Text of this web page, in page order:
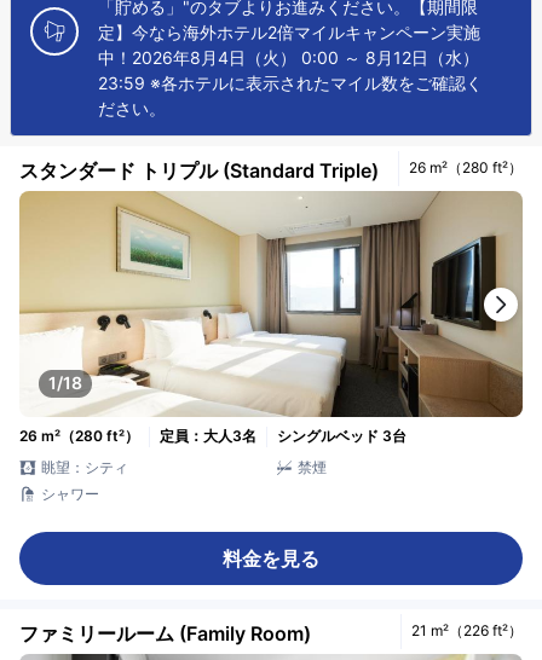
「貯める」"のタブよりお進みください。【期間限
定】今なら海外ホテル2倍マイルキャンペーン実施
中！2026年8月4日（火） 0:00 ～ 8月12日（水）
23:59 ※各ホテルに表示されたマイル数をご確認く
ださい。
スタンダード トリプル (Standard Triple) 26 m²（280 ft²）
1/18
26 m²（280 ft²） 定員：大人3名
シングルベッド 3台
眺望：シティ
禁煙
シャワー
料金を見る
ファミリールーム (Family Room) 21 m²（226 ft²）